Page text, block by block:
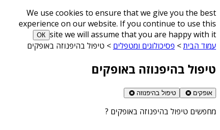
We use cookies to ensure that we give you the best
experience on our website. If you continue to use this
site we will assume that you are happy with it
ОК
עמוד הבית> פסיכולוגים ומטפלים > טיפול בהיפנוזה באופקים
טיפול בהיפנוזה באופקים
אופקים טיפול בהיפנוזה
מחפשים טיפול בהיפנוזה באופקים ?